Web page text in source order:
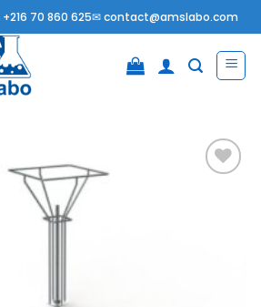
+216 70 860 625✉contact@amslabo.com